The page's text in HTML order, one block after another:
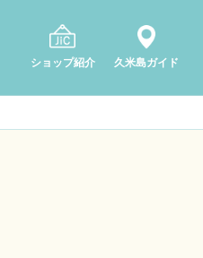
ショップ紹介 久米島ガイド